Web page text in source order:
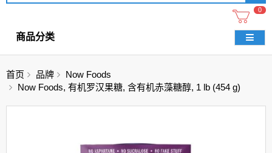
0
商品分类
首页 品牌
Now Foods
Now Foods, 有机罗汉果糖, 含有机赤藻糖醇, 1 lb (454 g)